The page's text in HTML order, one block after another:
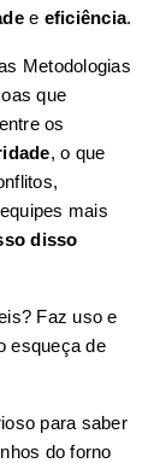
e eficiência.
Metodologias
que
os
, o que
mais
disso
Faz uso e
esqueça de
para saber
do forno